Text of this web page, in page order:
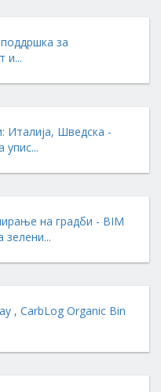
за
и...
Италија, Шведска -
упис...
на градби - BIM
зелени...
, CarbLog Organic Bin